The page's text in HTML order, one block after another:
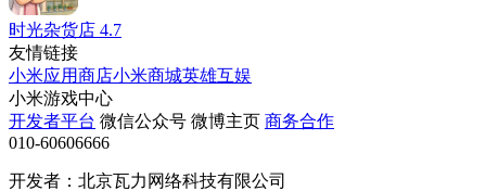
时光杂货店 4.7
友情链接
小米应用商店小米商城英雄互娱
小米游戏中心
开发者平台 微信公众号 微博主页 商务合作
010-60606666
开发者：北京瓦力网络科技有限公司